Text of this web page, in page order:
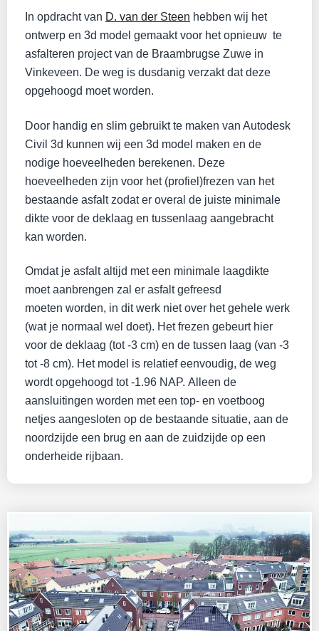
In opdracht van D. van der Steen hebben wij het
ontwerp en 3d model gemaakt voor het opnieuw te
asfalteren project van de Braambrugse Zuwe in
Vinkeveen. De weg is dusdanig verzakt dat deze
opgehoogd moet worden.
Door handig en slim gebruikt te maken van Autodesk
Civil 3d kunnen wij een 3d model maken en de
nodige hoeveelheden berekenen. Deze
hoeveelheden zijn voor het (profiel)frezen van het
bestaande asfalt zodat er overal de juiste minimale
dikte voor de deklaag en tussenlaag aangebracht
kan worden.
Omdat je asfalt altijd met een minimale laagdikte
moet aanbrengen zal er asfalt gefreesd
moeten worden, in dit werk niet over het gehele werk
(wat je normaal wel doet). Het frezen gebeurt hier
voor de deklaag (tot -3 cm) en de tussen laag (van -3
tot -8 cm). Het model is relatief eenvoudig, de weg
wordt opgehoogd tot -1.96 NAP. Alleen de
aansluitingen worden met een top- en voetboog
netjes aangesloten op de bestaande situatie, aan de
noordzijde een brug en aan de zuidzijde op een
onderheide rijbaan.